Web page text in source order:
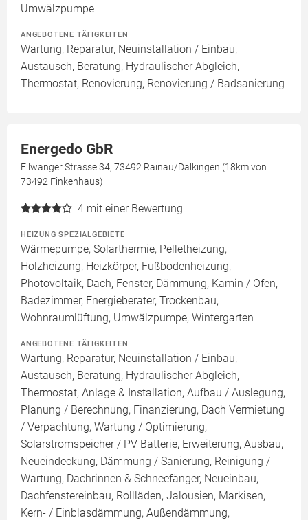
Umwälzpumpe
ANGEBOTENE TÄTIGKEITEN
Wartung, Reparatur, Neuinstallation / Einbau,
Austausch, Beratung, Hydraulischer Abgleich,
Thermostat, Renovierung, Renovierung / Badsanierung
Energedo GbR
Ellwanger Strasse 34, 73492 Rainau/Dalkingen (18km von
73492 Finkenhaus)
4 mit einer Bewertung
HEIZUNG SPEZIALGEBIETE
Wärmepumpe, Solarthermie, Pelletheizung,
Holzheizung, Heizkörper, Fußbodenheizung,
Photovoltaik, Dach, Fenster, Dämmung, Kamin / Ofen,
Badezimmer, Energieberater, Trockenbau,
Wohnraumlüftung, Umwälzpumpe, Wintergarten
ANGEBOTENE TÄTIGKEITEN
Wartung, Reparatur, Neuinstallation / Einbau,
Austausch, Beratung, Hydraulischer Abgleich,
Thermostat, Anlage & Installation, Aufbau / Auslegung,
Planung / Berechnung, Finanzierung, Dach Vermietung
/ Verpachtung, Wartung / Optimierung,
Solarstromspeicher / PV Batterie, Erweiterung, Ausbau,
Neueindeckung, Dämmung / Sanierung, Reinigung /
Wartung, Dachrinnen & Schneefänger, Neueinbau,
Dachfenstereinbau, Rollläden, Jalousien, Markisen,
Kern- / Einblasdämmung, Außendämmung,